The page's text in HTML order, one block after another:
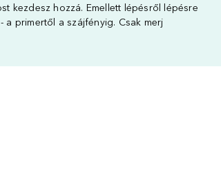
kezdesz hozzá. Emellett lépésről lépésre
a primertől a szájfényig. Csak merj